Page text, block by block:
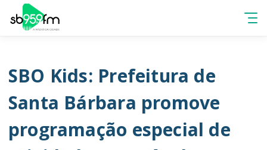
SBO Kids: Prefeitura de
Santa Bárbara promove
programação especial de